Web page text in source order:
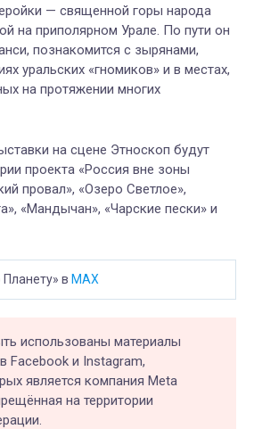
— священной горы народа
на приполярном Урале. По пути он
познакомится с зырянами,
уральских «гномиков» и в местах,
на протяжении многих
на сцене Этноскоп будут
проекта «Россия вне зоны
провал», «Озеро Светлое»,
«Мандычан», «Чарские пески» и
в MAX
использованы материалы
Facebook и Instagram,
является компания Meta
на территории